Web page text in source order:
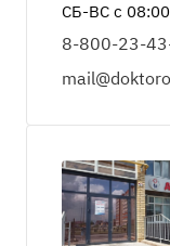
СБ-ВС с
8-800-23-